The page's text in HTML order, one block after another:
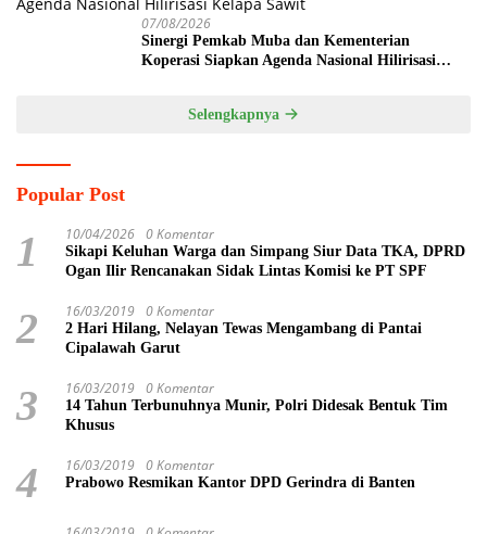
07/08/2026
Sinergi Pemkab Muba dan Kementerian
Koperasi Siapkan Agenda Nasional Hilirisasi
Selengkapnya
Popular Post
1 10/04/2026 0 Komentar
Sikapi Keluhan Warga dan Simpang Siur Data TKA, DPRD
Ogan Ilir Rencanakan Sidak Lintas Komisi ke PT SPF
2 16/03/2019 0 Komentar
2 Hari Hilang, Nelayan Tewas Mengambang di Pantai
Cipalawah Garut
3 16/03/2019 0 Komentar
14 Tahun Terbunuhnya Munir, Polri Didesak Bentuk Tim
Khusus
4 16/03/2019 0 Komentar
Prabowo Resmikan Kantor DPD Gerindra di Banten